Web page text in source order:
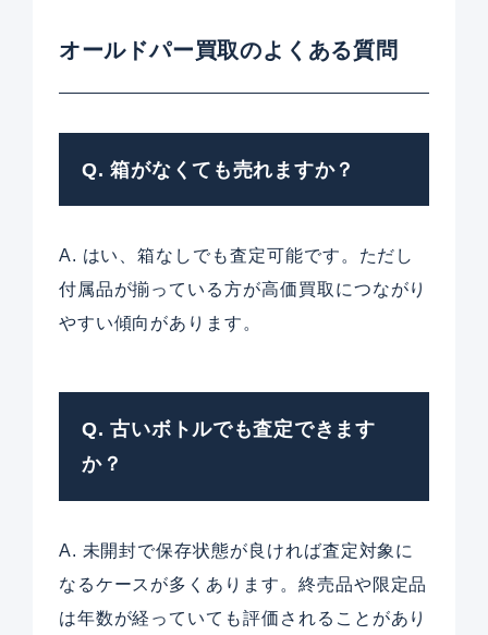
オールドパー買取のよくある質問
Q. 箱がなくても売れますか？
A. はい、箱なしでも査定可能です。ただし
付属品が揃っている方が高価買取につながり
やすい傾向があります。
Q. 古いボトルでも査定できます
か？
A. 未開封で保存状態が良ければ査定対象に
なるケースが多くあります。終売品や限定品
は年数が経っていても評価されることがあり